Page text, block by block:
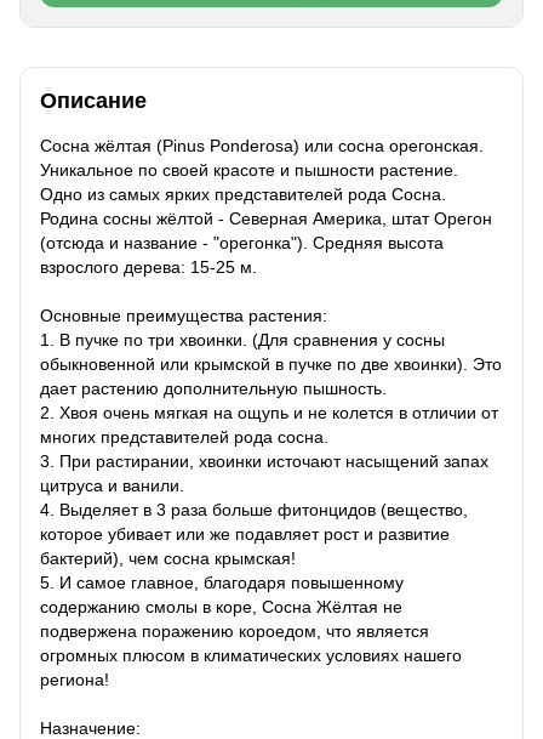
Описание
Сосна жёлтая (Pinus Ponderosa) или сосна орегонская.
Уникальное по своей красоте и пышности растение.
Одно из самых ярких представителей рода Сосна.
Родина сосны жёлтой - Северная Америка, штат Орегон
(отсюда и название - "орегонка"). Средняя высота
взрослого дерева: 15-25 м.
Основные преимущества растения:
1. В пучке по три хвоинки. (Для сравнения у сосны
обыкновенной или крымской в пучке по две хвоинки). Это
дает растению дополнительную пышность.
2. Хвоя очень мягкая на ощупь и не колется в отличии от
многих представителей рода сосна.
3. При растирании, хвоинки источают насыщений запах
цитруса и ванили.
4. Выделяет в 3 раза больше фитонцидов (вещество,
которое убивает или же подавляет рост и развитие
бактерий), чем сосна крымская!
5. И самое главное, благодаря повышенному
содержанию смолы в коре, Сосна Жёлтая не
подвержена поражению короедом, что является
огромных плюсом в климатических условиях нашего
региона!
Назначение: